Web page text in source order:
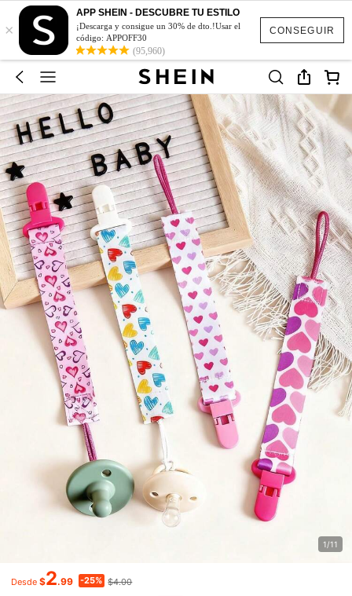
CONSEGUIR
×
APP SHEIN - DESCUBRE TU ESTILO
¡Descarga y consigue un 30% de dto.!Usar el
código: APPOFF30
(95,960)
1/11
Desde $2.99 -25% $4.00